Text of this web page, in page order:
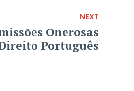
NEXT
Onerosas
Português